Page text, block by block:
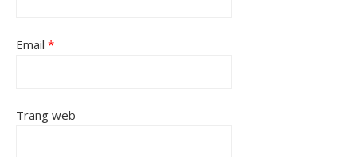
Email *
Trang web